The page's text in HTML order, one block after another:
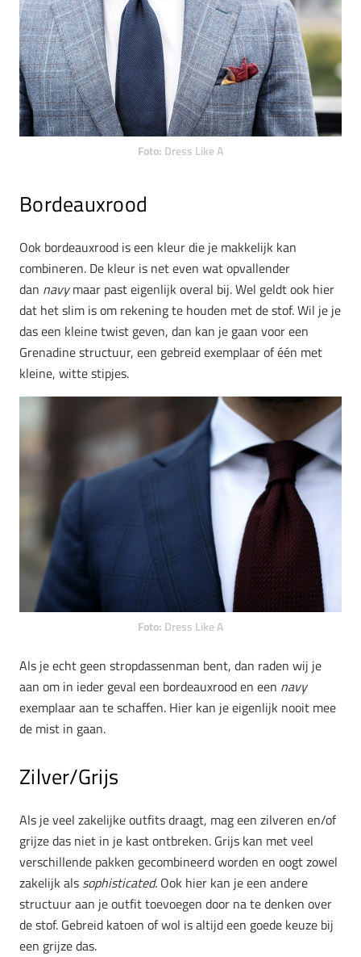
Foto: Dress Like A
Bordeauxrood
Ook bordeauxrood is een kleur die je makkelijk kan
combineren. De kleur is net even wat opvallender
dan navymaar past eigenlijk overal bij. Wel geldt ook hier
dat het slim is om rekening te houden met de stof. Wil je je
das een kleine twist geven, dan kan je gaan voor een
Grenadine structuur, een gebreid exemplaar of één met
kleine, witte stipjes.
Foto: Dress Like A
Als je echt geen stropdassenman bent, dan raden wij je
aan om in ieder geval een bordeauxrood en een navy
exemplaar aan te schaffen. Hier kan je eigenlijk nooit mee
de mist in gaan.
Zilver/Grijs
Als je veel zakelijke outfits draagt, mag een zilveren en/of
grijze das niet in je kast ontbreken. Grijs kan met veel
verschillende pakken gecombineerd worden en oogt zowel
zakelijk als sophisticated. Ook hier kan je een andere
structuur aan je outfit toevoegen door na te denken over
de stof. Gebreid katoen of wol is altijd een goede keuze bij
een grijze das.